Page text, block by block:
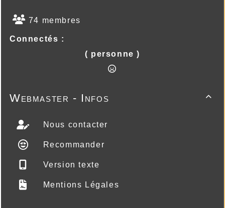
74 membres
Connectés :
( personne )

Webmaster - Infos
Nous contacter
Recommander
Version texte
Mentions Légales